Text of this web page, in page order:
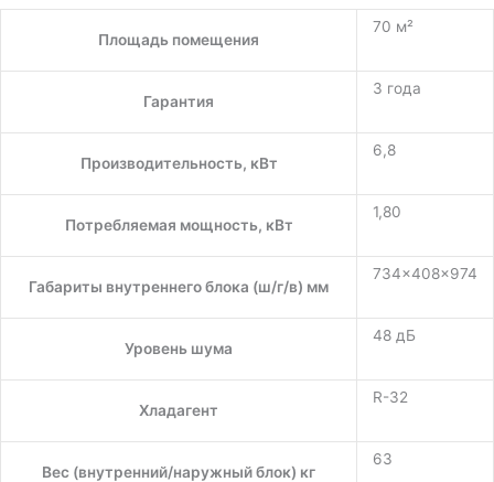
Площадь помещения
70 м²
Гарантия
3 года
Производительность, кВт
6,8
Потребляемая мощность, кВт
1,80
Габариты внутреннего блока (ш/г/в) мм
734x408x974
Уровень шума
48 дБ
Хладагент
R-32
Вес (внутренний/наружный блок) кг
63